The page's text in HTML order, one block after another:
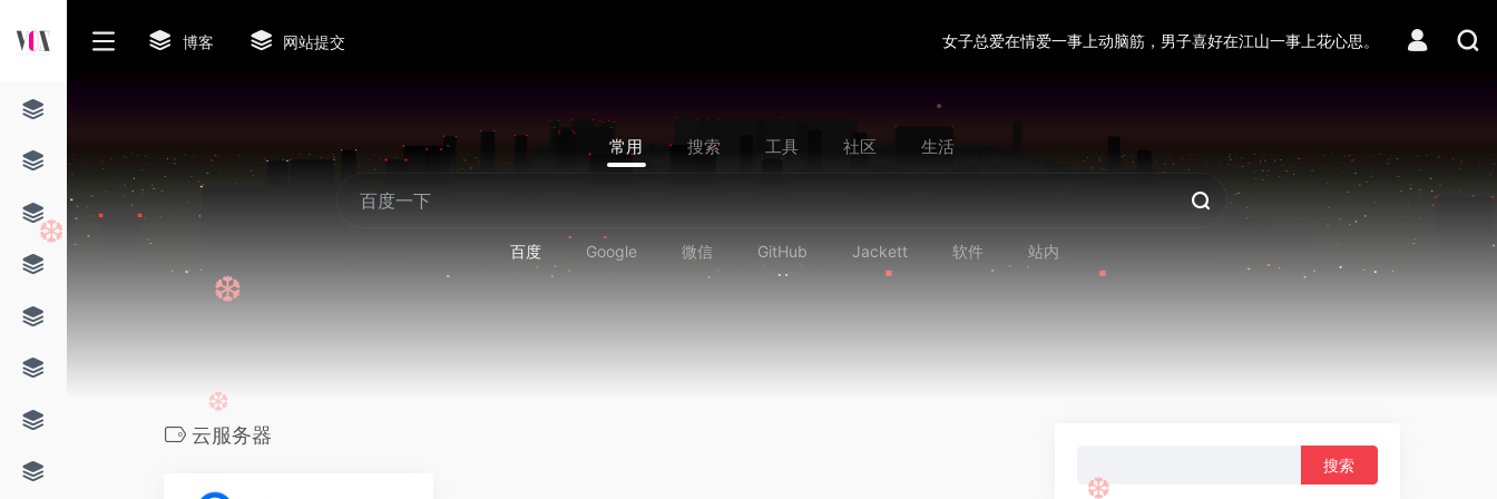
博客 网站提交 女子总爱在情爱一事上动脑筋，男子喜好在江山一事上花心思。
常用 搜索 工具 社区 生活
百度 Google 微信 GitHub Jackett 软件 站内
云服务器
索：
❆
❆